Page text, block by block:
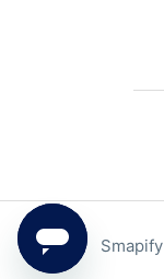
Smapify